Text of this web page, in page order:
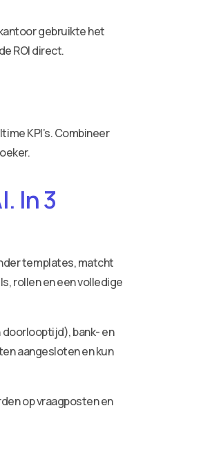
gebruikte het
ROI direct.
KPI’s. Combineer
In 3
templates, matcht
rollen en een volledige
bank- en
aangesloten en kun
op vraagposten en